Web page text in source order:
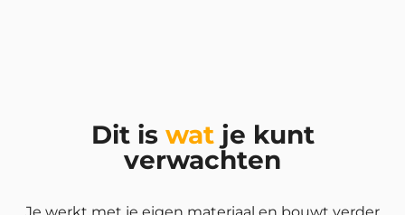
Dit is watje kunt
verwachten